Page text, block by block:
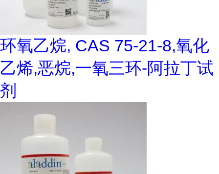
环氧乙烷, CAS 75-21-8,氧化
乙烯,恶烷,一氧三环-阿拉丁试
剂